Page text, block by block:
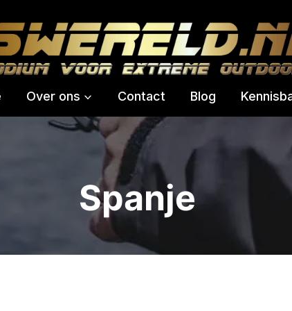
Over ons Contact Blog
Spanje